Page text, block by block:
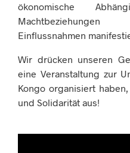
ökonomische
Einflussnahmen
Wir drücken unseren
eine Veranstaltung zur
Kongo organisiert
und Solidarität aus!